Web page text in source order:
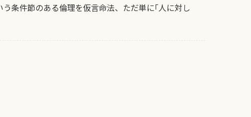
条件節のある倫理を仮言命法、ただ単に｢人に対し